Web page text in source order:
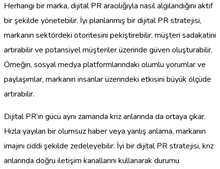
Herhangi bir marka, dijital PR aracılığıyla nasıl algılandığını aktif
bir şekilde yönetebilir. İyi planlanmış bir dijital PR stratejisi,
markanın sektördeki otoritesini pekiştirebilir, müşteri sadakatini
artırabilir ve potansiyel müşteriler üzerinde güven oluşturabilir.
Örneğin, sosyal medya platformlarındaki olumlu yorumlar ve
paylaşımlar, markanın insanlar üzerindeki etkisini büyük ölçüde
artırabilir.
Dijital PR’ın gücü aynı zamanda kriz anlarında da ortaya çıkar.
Hızla yayılan bir olumsuz haber veya yanlış anlama, markanın
imajını ciddi şekilde zedeleyebilir. İyi bir dijital PR stratejisi, kriz
anlarında doğru iletişim kanallarını kullanarak durumu